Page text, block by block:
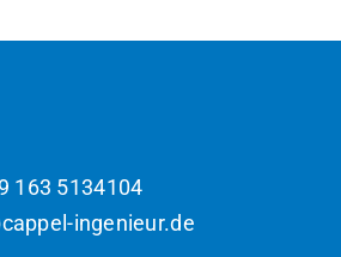
163 5134104
ingenieur.de